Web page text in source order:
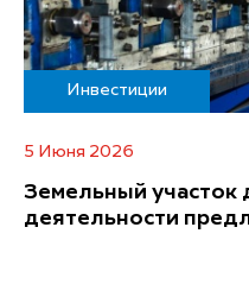
Инвестиции
5 Июня 2026
Земельный участок
деятельности